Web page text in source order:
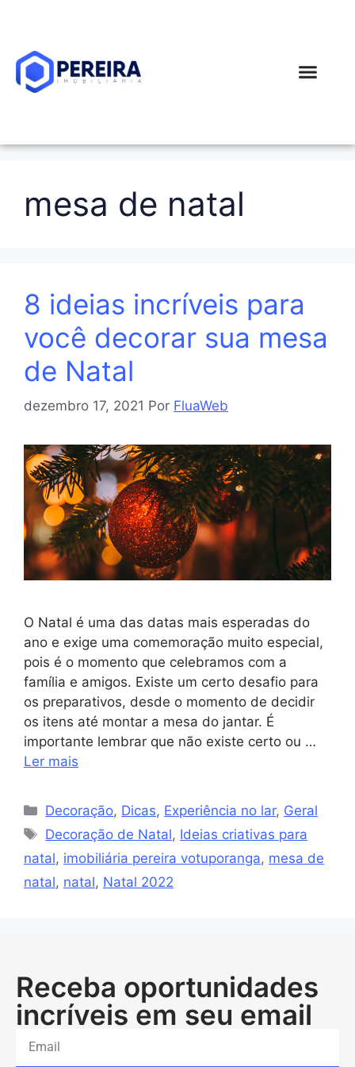
mesa de natal
8 ideias incríveis para
você decorar sua mesa
de Natal
dezembro 17, 2021 Por FluaWeb
O Natal é uma das datas mais esperadas do
ano e exige uma comemoração muito especial,
pois é o momento que celebramos com a
família e amigos. Existe um certo desafio para
os preparativos, desde o momento de decidir
os itens até montar a mesa do jantar. É
importante lembrar que não existe certo ou …
Ler mais
Decoração, Dicas, Experiência no lar, Geral
Decoração de Natal, Ideias criativas para
natal, imobiliária pereira votuporanga, mesa de
natal, natal, Natal 2022
Receba oportunidades
incríveis em seu email